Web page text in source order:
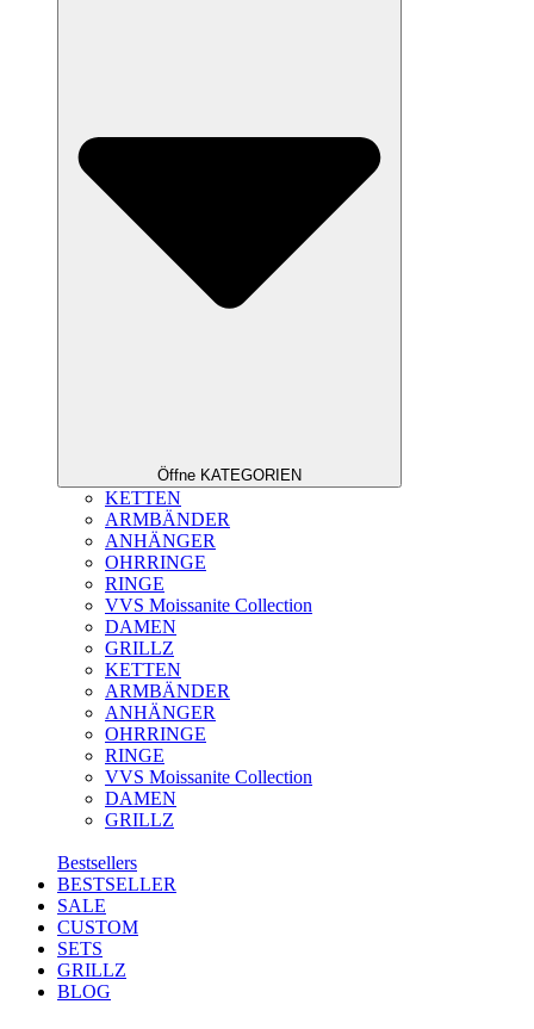
Öffne KATEGORIEN
KETTEN
ARMBÄNDER
ANHÄNGER
OHRRINGE
RINGE
VVS Moissanite Collection
DAMEN
GRILLZ
KETTEN
ARMBÄNDER
ANHÄNGER
OHRRINGE
RINGE
VVS Moissanite Collection
DAMEN
GRILLZ
Bestsellers
BESTSELLER
SALE
CUSTOM
SETS
GRILLZ
BLOG